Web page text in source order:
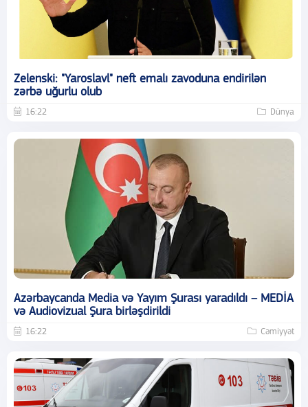
Zelenski: "Yaroslavl" neft emalı zavoduna endirilən
zərbə uğurlu olub
16:22 Dünya
Azərbaycanda Media və Yayım Şurası yaradıldı – MEDİA
və Audiovizual Şura birləşdirildi
16:22 Cəmiyyət